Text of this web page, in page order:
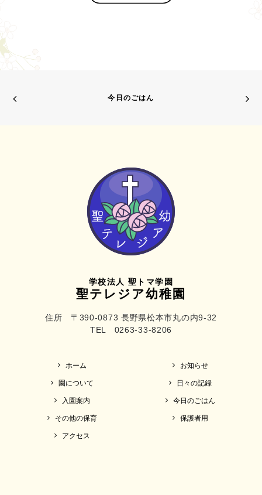
今日のごはん
学校法人 聖トマ学園
聖テレジア幼稚園
住所 〒390-0873 長野県松本市丸の内9-32
TEL 0263-33-8206
ホーム
園について
入園案内
その他の保育
アクセス
お知らせ
日々の記録
今日のごはん
保護者用